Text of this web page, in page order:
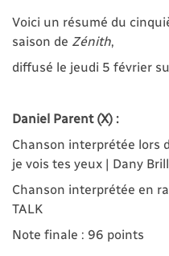
Voici un résumé du
saison de Zénith
diffusé le jeudi 5 février
Daniel Parent (X) :
Chanson interprétée lors
je vois tes yeux | Dany
Chanson interprétée en
TALK
Note finale : 96 points